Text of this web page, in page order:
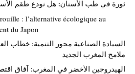
ثورة في طب الأسنان: هل نودع طقم
: l’alternative écologique au
du Japon
السيادة الصناعية محور التنمية: خطاب
ملامح المغرب الجديد
الهيدروجين الأخضر في المغرب: آفاق